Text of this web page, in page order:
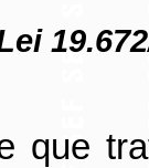
que